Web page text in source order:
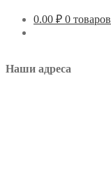
0.00 ₽ 0 товаров
Наши адреса